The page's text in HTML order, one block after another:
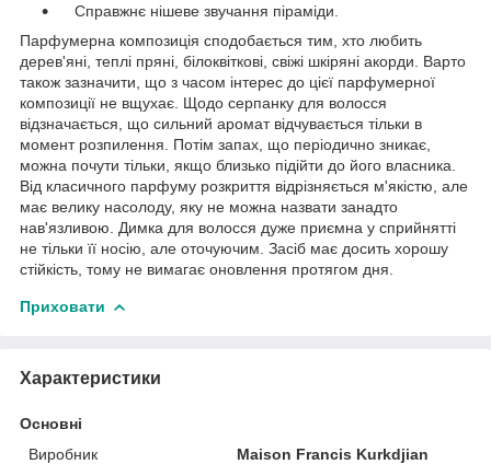
Справжнє нішеве звучання піраміди.
Парфумерна композиція сподобається тим, хто любить
дерев'яні, теплі пряні, білоквіткові, свіжі шкіряні акорди. Варто
також зазначити, що з часом інтерес до цієї парфумерної
композиції не вщухає. Щодо серпанку для волосся
відзначається, що сильний аромат відчувається тільки в
момент розпилення. Потім запах, що періодично зникає,
можна почути тільки, якщо близько підійти до його власника.
Від класичного парфуму розкриття відрізняється м'якістю, але
має велику насолоду, яку не можна назвати занадто
нав'язливою. Димка для волосся дуже приємна у сприйнятті
не тільки її носію, але оточуючим. Засіб має досить хорошу
стійкість, тому не вимагає оновлення протягом дня.
Приховати
Характеристики
Основні
Виробник
Maison Francis Kurkdjian